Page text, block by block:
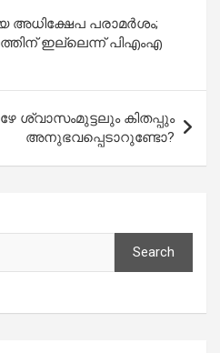
അധിക്ഷേപ പരാമർശം;
ഇല്ലെന്ന് പിഎംഎ
ശ്വാസംമുട്ടലും കിതപ്പും
അനുഭവപ്പെടാറുണ്ടോ?
Search